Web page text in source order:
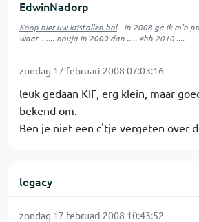
EdwinNadorp
Koop hier uw kristallen bol- in 2008 ga ik m'n
waar ....... nouja in 2009 dan ..... ehh 2010 ....
zondag 17 februari 2008 07:03:16
leuk gedaan KIF, erg klein, maar
bekend om.
Ben je niet een c'tje vergeten over
legacy
zondag 17 februari 2008 10:43:52